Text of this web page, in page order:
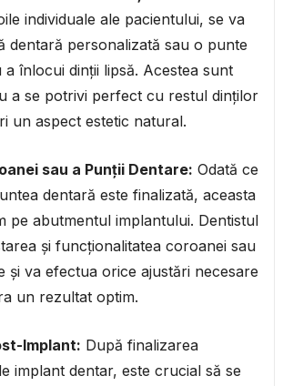
individuale ale pacientului, se va
dentară personalizată sau o punte
înlocui dinții lipsă. Acestea sunt
a se potrivi perfect cu restul dinților
un aspect estetic natural.
sau a Punții Dentare: Odată ce
dentară este finalizată, aceasta
pe abutmentul implantului. Dentistul
și funcționalitatea coroanei sau
și va efectua orice ajustări necesare
un rezultat optim.
Implant: După finalizarea
implant dentar, este crucial să se